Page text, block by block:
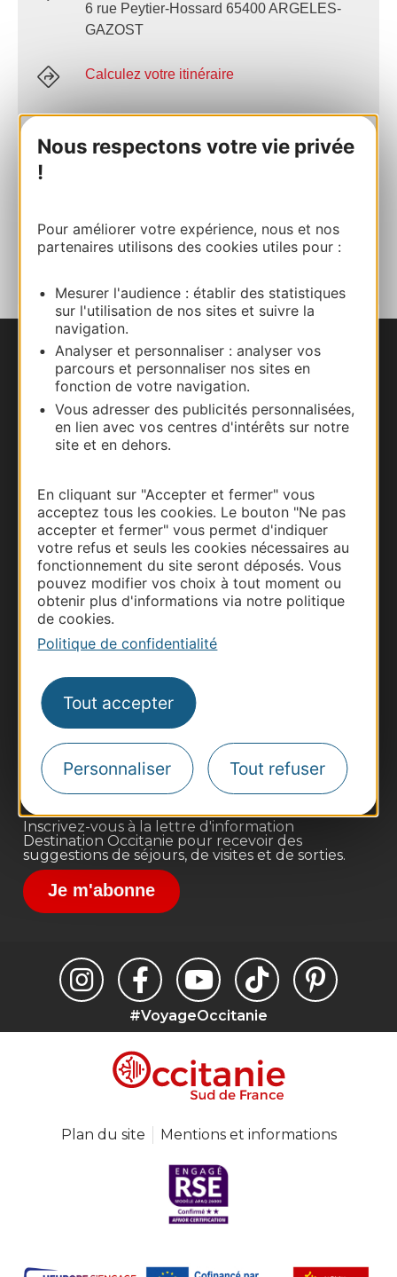
Nous respectons votre vie privée
!
Pour améliorer votre expérience, nous et nos
partenaires utilisons des cookies utiles pour :
Mesurer l'audience : établir des statistiques
sur l'utilisation de nos sites et suivre la
navigation.
Analyser et personnaliser : analyser vos
parcours et personnaliser nos sites en
fonction de votre navigation.
Vous adresser des publicités personnalisées,
en lien avec vos centres d'intérêts sur notre
site et en dehors.
En cliquant sur "Accepter et fermer" vous
acceptez tous les cookies. Le bouton "Ne pas
accepter et fermer" vous permet d'indiquer
votre refus et seuls les cookies nécessaires au
fonctionnement du site seront déposés. Vous
pouvez modifier vos choix à tout moment ou
obtenir plus d'informations via notre politique
de cookies.
Politique de confidentialité
Tout accepter
Personnaliser Tout refuser
6 rue Peytier-Hossard 65400 ARGELES-
GAZOST
Calculez votre itinéraire
AJOUTER
AU CARNET
Nous contacter
Carte interactive
Documentation
Business/Mice
Pros d'Occitanie
Site presse et d'influence
Voyagistes
Destination Sport
Inscrivez-vous à la lettre d'information
Destination Occitanie pour recevoir des
suggestions de séjours, de visites et de sorties.
Je m'abonne
#VoyageOccitanie
Plan du site Mentions et informations